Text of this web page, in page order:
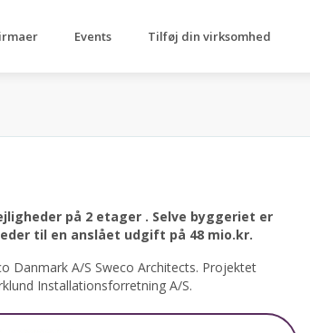
Events Tilføj din virksomhed
på 2 etager . Selve byggeriet er
til en anslået udgift på 48 mio.kr.
Danmark A/S Sweco Architects. Projektet
Installationsforretning A/S.